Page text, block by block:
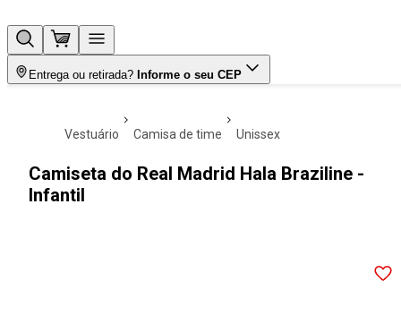
Entrega ou retirada? Informe o seu CEP
vestuário camisa de time unissex
Camiseta do Real Madrid Hala Braziline -
Infantil